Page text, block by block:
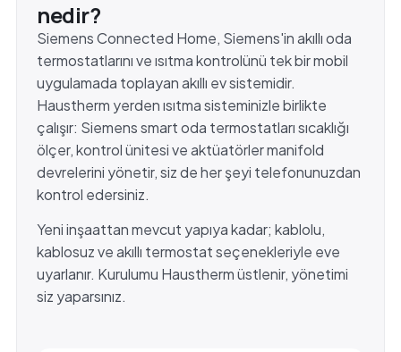
nedir?
Siemens Connected Home, Siemens'in akıllı oda
termostatlarını ve ısıtma kontrolünü tek bir mobil
uygulamada toplayan akıllı ev sistemidir.
Haustherm yerden ısıtma sisteminizle birlikte
çalışır: Siemens smart oda termostatları sıcaklığı
ölçer, kontrol ünitesi ve aktüatörler manifold
devrelerini yönetir, siz de her şeyi telefonunuzdan
kontrol edersiniz.
Yeni inşaattan mevcut yapıya kadar; kablolu,
kablosuz ve akıllı termostat seçenekleriyle eve
uyarlanır. Kurulumu Haustherm üstlenir, yönetimi
siz yaparsınız.